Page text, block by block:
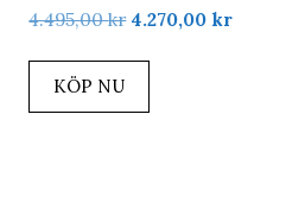
4.495,00kr Det
4.270,00 krDet
KÖP NU